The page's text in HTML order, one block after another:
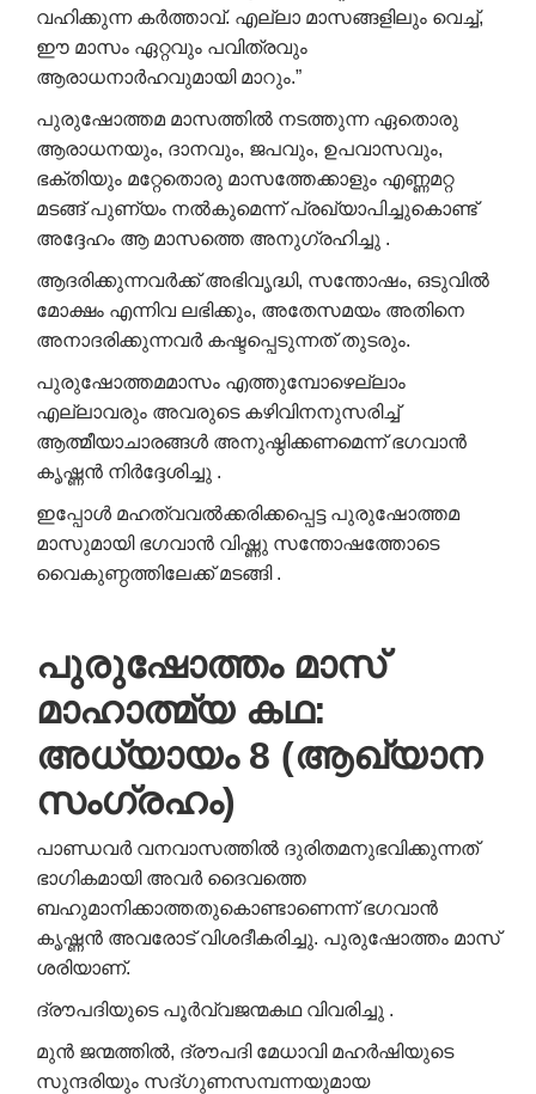
വഹിക്കുന്ന കർത്താവ്‌. എല്ലാ മാസങ്ങളിലും വെച്ച്‌,
ഈ മാസം ഏറ്റവും പവിത്രവും
ആരാധനാർഹവുമായി മാറും.”
പുരുഷോത്തമ മാസത്തിൽ നടത്തുന്ന ഏതൊരു
ആരാധനയും, ദാനവും, ജപവും, ഉപവാസവും,
ഭക്തിയും മറ്റേതൊരു മാസത്തേക്കാളും എണ്ണമറ്റ
മടങ്ങ് പുണ്യം നൽകുമെന്ന് പ്രഖ്യാപിച്ചുകൊണ്ട്
അദ്ദേഹം ആ മാസത്തെ അനുഗ്രഹിച്ചു .
ആദരിക്കുന്നവർക്ക് അഭിവൃദ്ധി, സന്തോഷം, ഒടുവിൽ
മോക്ഷം എന്നിവ ലഭിക്കും, അതേസമയം അതിനെ
അനാദരിക്കുന്നവർ കഷ്ടപ്പെടുന്നത് തുടരും.
പുരുഷോത്തമമാസം എത്തുമ്പോഴെല്ലാം
എല്ലാവരും അവരുടെ കഴിവിനനുസരിച്ച്
ആത്മീയാചാരങ്ങൾ അനുഷ്ഠിക്കണമെന്ന് ഭഗവാൻ
കൃഷ്ണൻ നിർദ്ദേശിച്ചു .
ഇപ്പോൾ മഹത്വവൽക്കരിക്കപ്പെട്ട പുരുഷോത്തമ
മാസുമായി ഭഗവാൻ വിഷ്ണു സന്തോഷത്തോടെ
വൈകുണ്ഠത്തിലേക്ക് മടങ്ങി .
പുരുഷോത്തം മാസ്
മാഹാത്മ്യ കഥ:
അധ്യായം 8 (ആഖ്യാന
സംഗ്രഹം)
പാണ്ഡവർ വനവാസത്തിൽ ദുരിതമനുഭവിക്കുന്നത്
ഭാഗികമായി അവർ ദൈവത്തെ
ബഹുമാനിക്കാത്തതുകൊണ്ടാണെന്ന് ഭഗവാൻ
കൃഷ്ണൻ അവരോട് വിശദീകരിച്ചു. പുരുഷോത്തം മാസ്
ശരിയാണ്.
ദ്രൗപദിയുടെ പൂർവ്വജന്മകഥ വിവരിച്ചു .
മുൻ ജന്മത്തിൽ, ദ്രൗപദി മേധാവി മഹർഷിയുടെ
സുന്ദരിയും സദ്‌ഗുണസമ്പന്നയുമായ